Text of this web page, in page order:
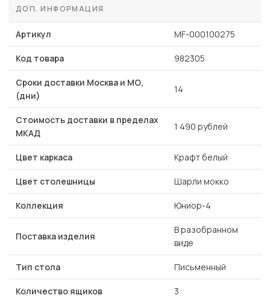
ДОП. ИНФОРМАЦИЯ
Артикул MF-000100275
Код товара 982305
Сроки доставки Москва и МО,
(дни)
14
Стоимость доставки в пределах
МКАД
1 490 рублей
Цвет каркаса Крафт белый
Цвет столешницы Шарли мокко
Коллекция Юниор-4
Поставка изделия
В разобранном
виде
Тип стола Письменный
Количество ящиков 3